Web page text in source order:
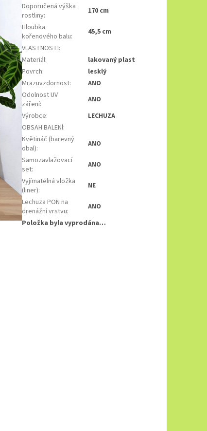
Doporučená výška
rostliny:
170 cm
Hloubka
kořenového balu:
45,5 cm
VLASTNOSTI:
Materiál:
lakovaný plast
Povrch:
lesklý
Mrazuvzdornost:
ANO
Odolnost UV
záření:
ANO
Výrobce:
LECHUZA
OBSAH BALENÍ:
Květináč (barevný
obal):
ANO
Samozavlažovací
set:
ANO
Vyjímatelná vložka
(liner):
NE
Lechuza PON na
drenážní vrstvu:
ANO
Položka byla vyprodána…